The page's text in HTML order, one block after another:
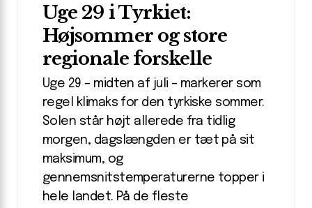
Uge 29 i Tyrkiet:
Højsommer og store
regionale forskelle
Uge 29 – midten af juli – markerer som
regel klimaks for den tyrkiske sommer.
Solen står højt allerede fra tidlig
morgen, dagslængden er tæt på sit
maksimum, og
gennemsnitstemperaturerne topper i
hele landet. På de fleste